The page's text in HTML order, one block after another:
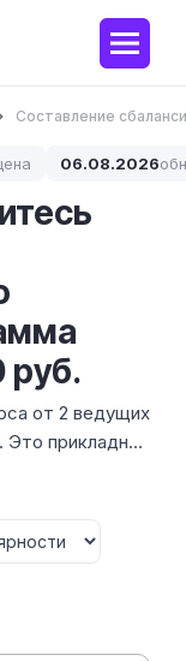
Составление
06.08.2026
руб.
от 2 ведущих
прикладное
тарелку по